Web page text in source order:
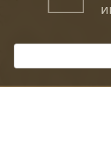
Поиск: